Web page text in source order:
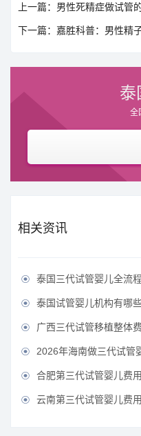
上一篇：男性死精症做试管
下一篇：嘉胜科普：男性精
泰
全
相关资讯
 泰国三代试管婴儿全流
 泰国试管婴儿机构有哪
 广西三代试管移植整体
 2026年海南做三代试管
 合肥第三代试管婴儿费
 云南第三代试管婴儿费